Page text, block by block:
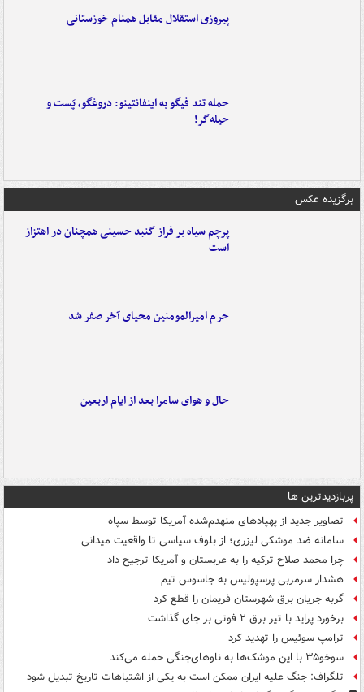
پیروزی استقلال مقابل همنام خوزستانی
حمله تند فیگو به اینفانتینو: دروغگو، پَست‌ و
حیله‌گر!
برگزیده عکس
پرچم سیاه بر فراز گنبد حسینی همچنان در اهتزاز
است
حرم امیرالمومنین محیای آخر صفر شد
حال و هوای سامرا بعد از ایام اربعین
پربازدیدترین ها
تصاویر جدید از پهپادهای منهدم‌شده آمریکا توسط سپاه
سامانه ضد موشکی لیزری؛ از بلوف سیاسی تا واقعیت میدانی
چرا محمد صلاح ترکیه را به عربستان و آمریکا ترجیح داد
هشدار سرمربی پرسپولیس به جاسوس تیم
گربه جریان برق شهرستان فریمان را قطع کرد
برخورد پراید با تیر برق ۲ فوتی بر جای گذاشت
ترامپ سوئیس را تهدید کرد
سوخو۳۵ با این موشک‌ها به ناوهای‌جنگی حمله می‌کند
تلگراف: جنگ علیه ایران ممکن است به یکی از اشتباهات تاریخ تبدیل شود